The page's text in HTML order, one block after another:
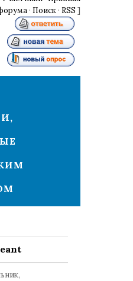
· Поиск · RSS ]